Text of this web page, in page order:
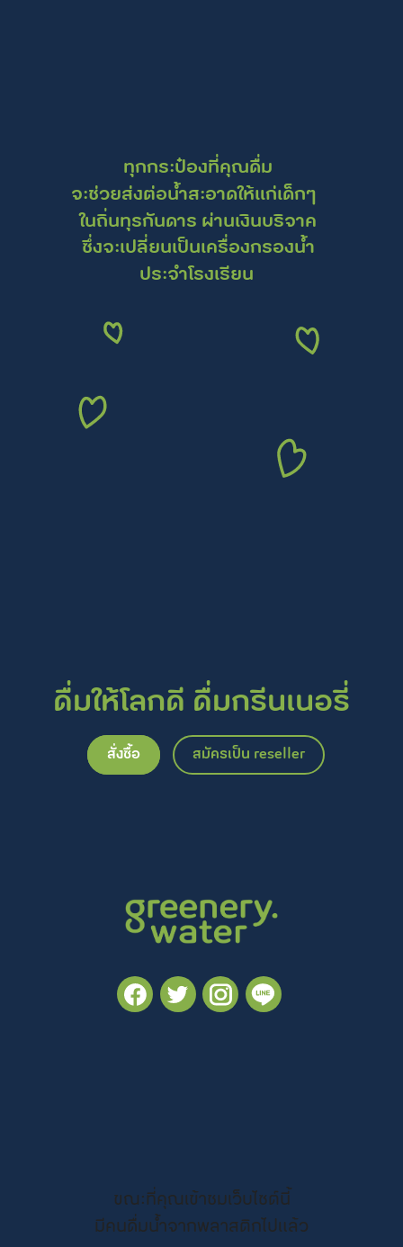
ทุกกระป๋องที่คุณดื่ม
จะช่วยส่งต่อน้ำสะอาดให้แก่เด็กๆ
ในถิ่นทุรกันดาร ผ่านเงินบริจาค
ซึ่งจะเปลี่ยนเป็นเครื่องกรองน้ำ
ประจำโรงเรียน
ดื่มให้โลกดี ดื่มกรีนเนอรี่
สั่งซื้อ สมัครเป็น reseller
ขณะที่คุณเข้าชมเว็บไซต์นี้
มีคนดื่มน้ำจากพลาสติกไปแล้ว